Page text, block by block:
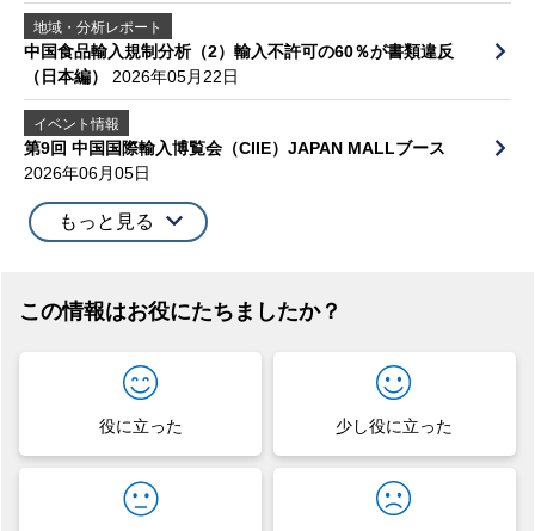
地域・分析レポート
中国食品輸入規制分析（2）輸入不許可の60％が書類違反
（日本編） 2026年05月22日
イベント情報
第9回 中国国際輸入博覧会（CIIE）JAPAN MALLブース
2026年06月05日
もっと見る
この情報はお役にたちましたか？
役に立った 少し役に立った